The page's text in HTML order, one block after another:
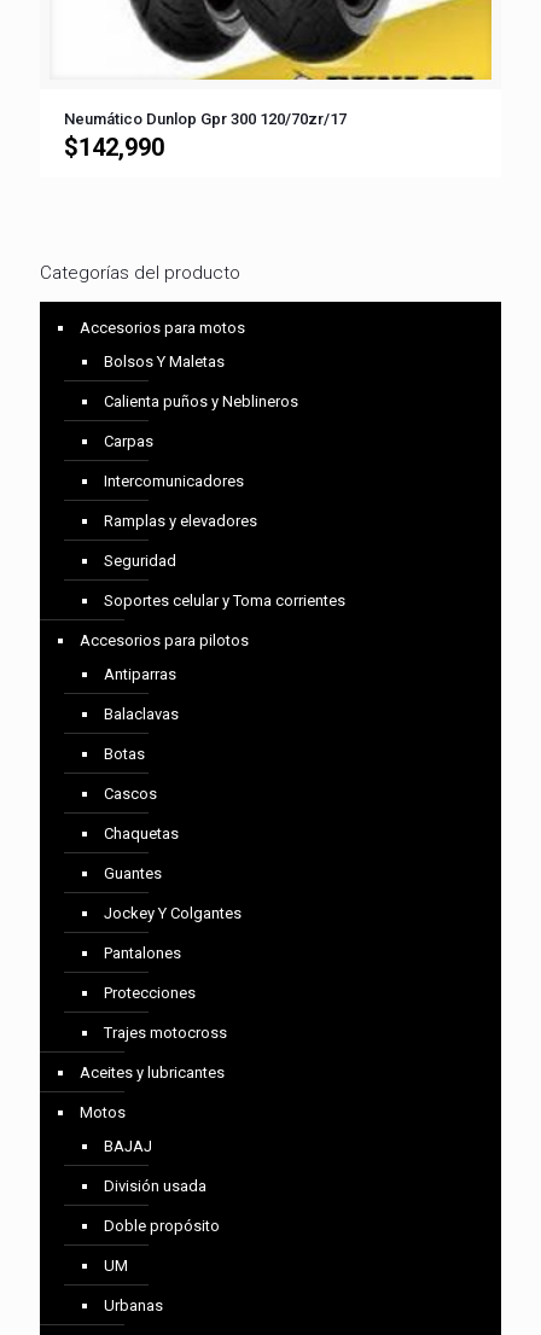
Neumático Dunlop Gpr 300 120/70zr/17
$142,990
Categorías del producto
Accesorios para motos
Bolsos Y Maletas
Calienta puños y Neblineros
Carpas
Intercomunicadores
Ramplas y elevadores
Seguridad
Soportes celular y Toma corrientes
Accesorios para pilotos
Antiparras
Balaclavas
Botas
Cascos
Chaquetas
Guantes
Jockey Y Colgantes
Pantalones
Protecciones
Trajes motocross
Aceites y lubricantes
Motos
BAJAJ
División usada
Doble propósito
UM
Urbanas